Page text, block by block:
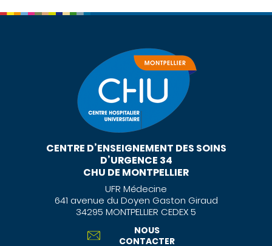
CENTRE D’ENSEIGNEMENT DES SOINS
D’URGENCE 34
CHU DE MONTPELLIER
UFR Médecine
641 avenue du Doyen Gaston Giraud
34295 MONTPELLIER CEDEX 5
NOUS
CONTACTER